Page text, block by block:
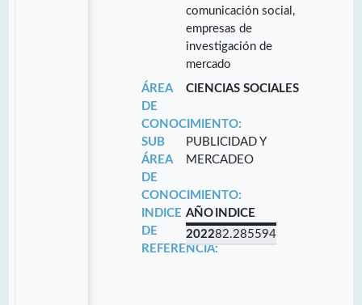
comunicación social,
empresas de
investigación de
mercado
ÁREA
DE
CONOCIMIENTO:
CIENCIAS SOCIALES
SUB
ÁREA
DE
CONOCIMIENTO:
PUBLICIDAD Y
MERCADEO
INDICE
DE
REFERENCIA:
AÑO INDICE
202282.285594